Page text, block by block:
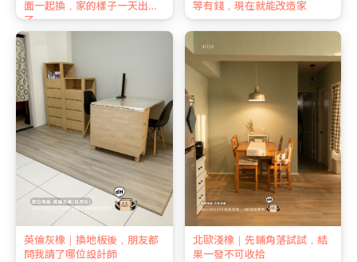
面一起換，家的樣子一天出來
了
等有錢，現在就能改造家
英倫灰橡｜換地板後，朋友都
問我請了哪位設計師
北歐淺橡｜先鋪角落試試，結
果一發不可收拾